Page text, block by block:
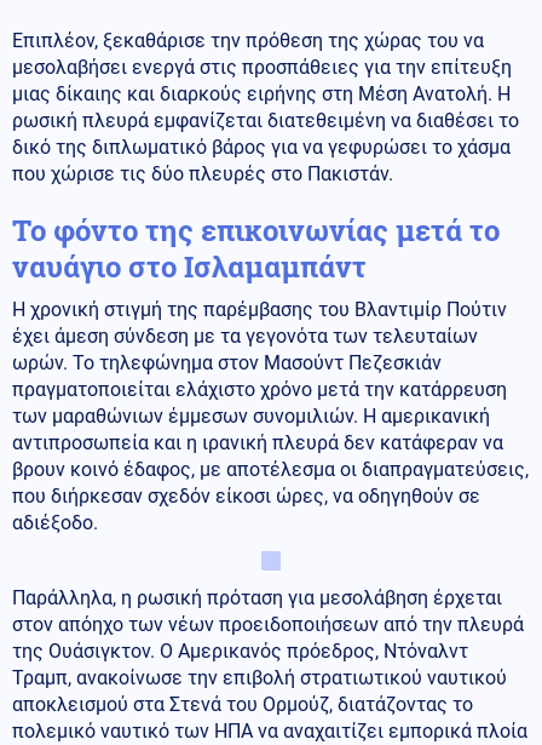
Επιπλέον, ξεκαθάρισε την πρόθεση της χώρας του να
μεσολαβήσει ενεργά στις προσπάθειες για την επίτευξη
μιας δίκαιης και διαρκούς ειρήνης στη Μέση Ανατολή. Η
ρωσική πλευρά εμφανίζεται διατεθειμένη να διαθέσει το
δικό της διπλωματικό βάρος για να γεφυρώσει το χάσμα
που χώρισε τις δύο πλευρές στο Πακιστάν.
Το φόντο της επικοινωνίας μετά το
ναυάγιο στο Ισλαμαμπάντ
Η χρονική στιγμή της παρέμβασης του Βλαντιμίρ Πούτιν
έχει άμεση σύνδεση με τα γεγονότα των τελευταίων
ωρών. Το τηλεφώνημα στον Μασούντ Πεζεσκιάν
πραγματοποιείται ελάχιστο χρόνο μετά την κατάρρευση
των μαραθώνιων έμμεσων συνομιλιών. Η αμερικανική
αντιπροσωπεία και η ιρανική πλευρά δεν κατάφεραν να
βρουν κοινό έδαφος, με αποτέλεσμα οι διαπραγματεύσεις,
που διήρκεσαν σχεδόν είκοσι ώρες, να οδηγηθούν σε
αδιέξοδο.
Παράλληλα, η ρωσική πρόταση για μεσολάβηση έρχεται
στον απόηχο των νέων προειδοποιήσεων από την πλευρά
της Ουάσιγκτον. Ο Αμερικανός πρόεδρος, Ντόναλντ
Τραμπ, ανακοίνωσε την επιβολή στρατιωτικού ναυτικού
αποκλεισμού στα Στενά του Ορμούζ, διατάζοντας το
πολεμικό ναυτικό των ΗΠΑ να αναχαιτίζει εμπορικά πλοία